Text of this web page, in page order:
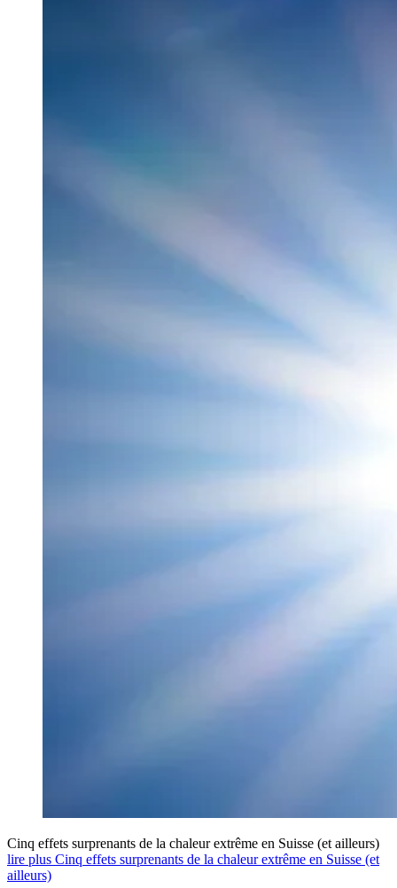
Cinq effets surprenants de la chaleur extrême en Suisse (et ailleurs)
lire plus Cinq effets surprenants de la chaleur extrême en Suisse (et
ailleurs)